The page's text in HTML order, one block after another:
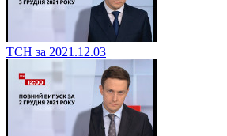
ТСН за 2021.12.03